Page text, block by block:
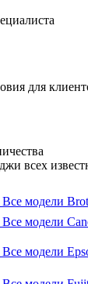
для
всех
Все модели
Все модели
Все модели